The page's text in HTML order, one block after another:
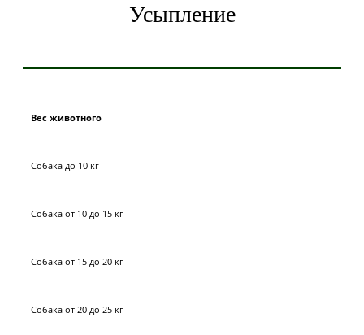
Усыпление
Вес животного
Собака до 10 кг
Собака от 10 до 15 кг
Собака от 15 до 20 кг
Собака от 20 до 25 кг